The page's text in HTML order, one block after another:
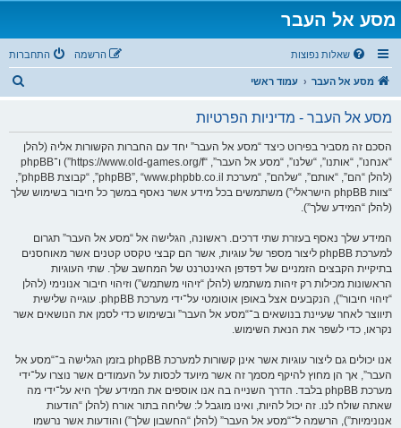
מסע אל העבר
שאלות נפוצות התחברות הרשמה
מסע אל העבר עמוד ראשי
מסע אל העבר - מדיניות הפרטיות
הסכם זה מסביר בפירוט כיצד “מסע אל העבר” יחד עם החברות הקשורות אליה (להלן
“אנחנו”, “אותנו”, “שלנו”, “מסע אל העבר”, “https://www.old-games.org/f”) ו־phpBB
(להלן “הם”, “אותם”, “שלהם”, “מערכת phpBB”, “www.phpbb.co.il”, “קבוצת phpBB”,
“צוות phpBB הישראלי”) משתמשים בכל מידע אשר נאסף במשך כל חיבור בשימוש שלך
(להלן “המידע שלך”).
המידע שלך נאסף בעזרת שתי דרכים. ראשונה, הגלישה אל “מסע אל העבר” תגרום
למערכת phpBB ליצור מספר של עוגיות, אשר הם קבצי טקסט קטנים אשר מאוחסנים
בתיקיית הקבצים הזמניים של דפדפן האינטרנט של המחשב שלך. שתי העוגיות
הראשונות מכילות רק זיהות משתמש (להלן “זיהוי משתמש”) וזיהוי חיבור אנונימי (להלן
“זיהוי חיבור”), הנקבעים אצל באופן אוטומטי על־ידי מערכת phpBB. עוגייה שלישית
תיווצר לאחר שעיינת בנושאים ב־“מסע אל העבר” ובשימוש כדי לסמן את הנושאים אשר
נקראו, כדי לשפר את הנאת השימוש.
אנו יכולים גם ליצור עוגיות אשר אינן קשורות למערכת phpBB בזמן הגלישה ב־“מסע אל
העבר”, אך הן מחוץ להיקף מסמך זה אשר מיועד לכסות על העמודים אשר נוצרו על־ידי
מערכת phpBB בלבד. הדרך השנייה בה אנו אוספים את המידע שלך היא על־ידי מה
שאתה שולח לנו. זה יכול להיות, ואינו מוגבל ל: שליחה בתור אורח (להלן “הודעות
אנונימיות”), הרשמה ל־“מסע אל העבר” (להלן “החשבון שלך”) והודעות אשר נרשמו